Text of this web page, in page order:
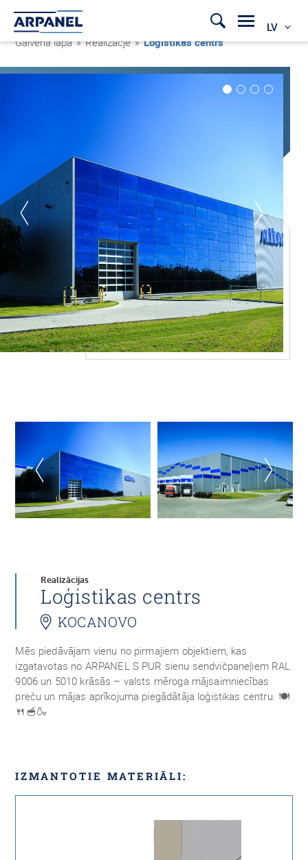
LV
Galvenā lapa » Realizacje »Loģistikas centrs
Realizācijas
Loģistikas centrs
KOCANOVO
Mēs piedāvājam vienu no pirmajiem objektiem, kas
izgatavotas no ARPANEL S PUR sienu sendvičpaneļiem RAL
9006 un 5010 krāsās – valsts mēroga mājsaimniecības
preču un mājas aprīkojuma piegādātāja loģistikas centru. 🍽
🍴🥣🍶
IZMANTOTIE MATERIĀLI: